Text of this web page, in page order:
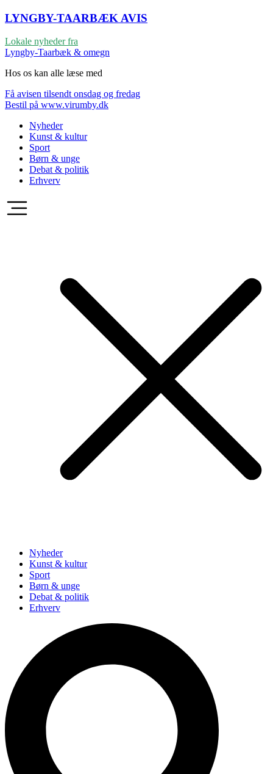
LYNGBY-TAARBÆK AVIS
Lokale nyheder fra
Lyngby-Taarbæk & omegn
Hos os kan alle læse med
Få avisen tilsendt onsdag og fredag
Bestil på www.virumby.dk
Nyheder
Kunst & kultur
Sport
Børn & unge
Debat & politik
Erhverv
Nyheder
Kunst & kultur
Sport
Børn & unge
Debat & politik
Erhverv